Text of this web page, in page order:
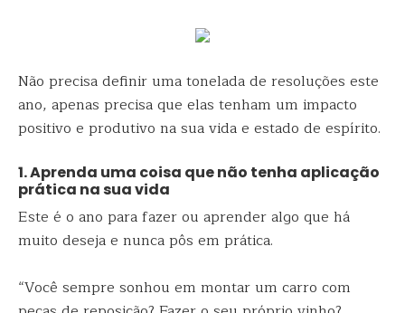
Não precisa definir uma tonelada de resoluções este
ano, apenas precisa que elas tenham um impacto
positivo e produtivo na sua vida e estado de espírito.
1. Aprenda uma coisa que não tenha aplicação
prática na sua vida
Este é o ano para fazer ou aprender algo que há
muito deseja e nunca pôs em prática.
“Você sempre sonhou em montar um carro com